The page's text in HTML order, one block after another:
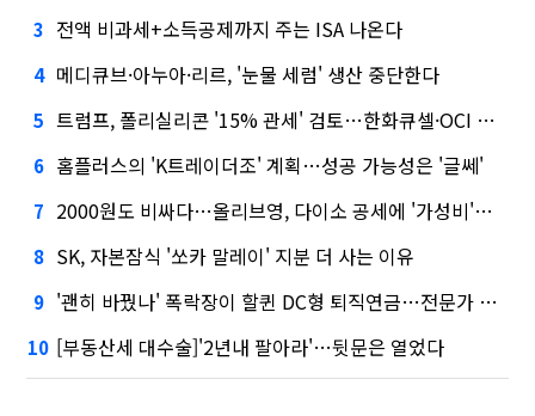
3 전액 비과세+소득공제까지 주는 ISA 나온다
4 메디큐브·아누아·리르, '눈물 세럼' 생산 중단한다
5 트럼프, 폴리실리콘 '15% 관세' 검토…한화큐셀·OCI 영향은?
6 홈플러스의 'K트레이더조' 계획…성공 가능성은 '글쎄'
7 2000원도 비싸다…올리브영, 다이소 공세에 '가성비'로 맞불
8 SK, 자본잠식 '쏘카 말레이' 지분 더 사는 이유
9 '괜히 바꿨나' 폭락장이 할퀸 DC형 퇴직연금…전문가 조언은
10 [부동산세 대수술]'2년내 팔아라'…뒷문은 열었다